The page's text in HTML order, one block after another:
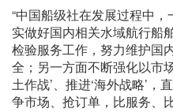
“中国船级社在发展过程中
实做好国内相关水域航行船
检验服务工作，努力维护国
全；另一方面不断强化以市
土作战’、推进‘海外战略’，
争市场、抢订单，比服务、